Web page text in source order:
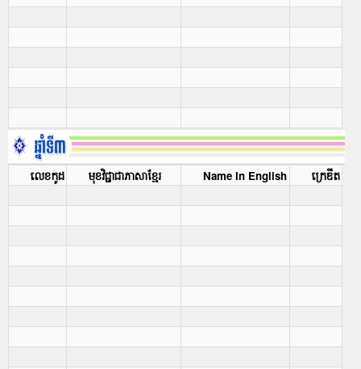
លេខកូដ មុខវិជ្ជាជាភាសាខ្មែរ Name In English ក្រេឌីត